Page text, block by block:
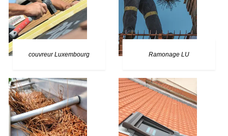
couvreur Luxembourg Ramonage LU